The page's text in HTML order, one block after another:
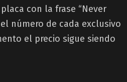
con la frase “Never
número de cada exclusivo
el precio sigue siendo